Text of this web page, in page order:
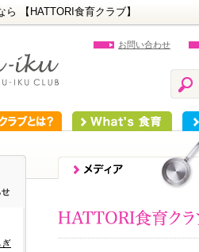
【HATTORI食育クラブ】
お問い合わせ